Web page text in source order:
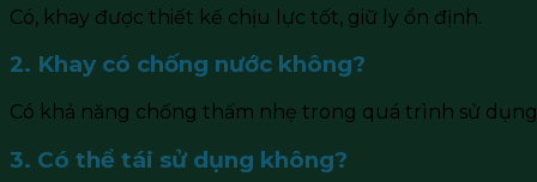
Có, khay được thiết kế chịu lực tốt, giữ ly ổn định.
2. Khay có chống nước không?
Có khả năng chống thấm nhẹ trong quá trình sử
3. Có thể tái sử dụng không?